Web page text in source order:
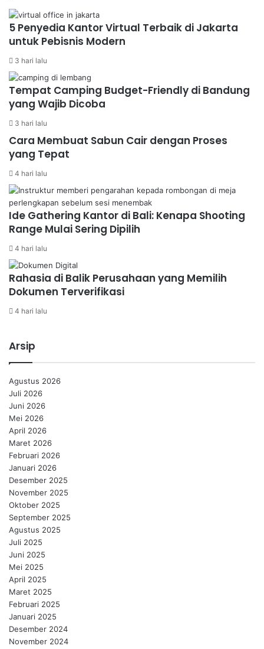
5 Penyedia Kantor Virtual Terbaik di Jakarta
untuk Pebisnis Modern
3 hari lalu
Tempat Camping Budget-Friendly di Bandung
yang Wajib Dicoba
3 hari lalu
Cara Membuat Sabun Cair dengan Proses
yang Tepat
4 hari lalu
Ide Gathering Kantor di Bali: Kenapa Shooting
Range Mulai Sering Dipilih
4 hari lalu
Rahasia di Balik Perusahaan yang Memilih
Dokumen Terverifikasi
4 hari lalu
Arsip
Agustus 2026
Juli 2026
Juni 2026
Mei 2026
April 2026
Maret 2026
Februari 2026
Januari 2026
Desember 2025
November 2025
Oktober 2025
September 2025
Agustus 2025
Juli 2025
Juni 2025
Mei 2025
April 2025
Maret 2025
Februari 2025
Januari 2025
Desember 2024
November 2024